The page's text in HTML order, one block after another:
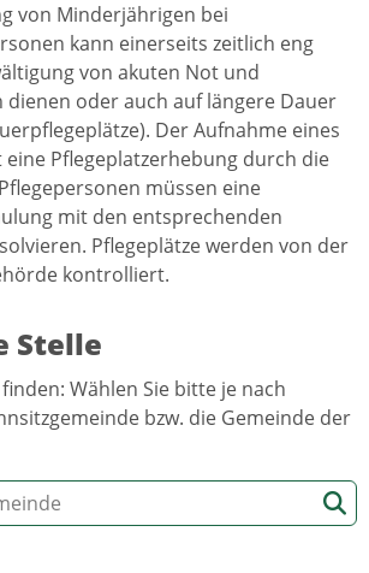
von Minderjährigen bei
kann einerseits zeitlich eng
von akuten Not und
oder auch auf längere Dauer
Der Aufnahme eines
eine Pflegeplatzerhebung durch die
müssen eine
mit den entsprechenden
Pflegeplätze werden von der
kontrolliert.
Stelle
Wählen Sie bitte je nach
bzw. die Gemeinde der